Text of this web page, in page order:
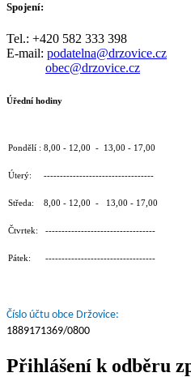
Spojení:
Tel.: +420 582 333 398
E-mail: podatelna@drzovice.cz
obec@drzovice.cz
Úřední hodiny
Pondělí : 8,00 - 12,00 - 13,00 - 17,00
Úterý: ----------------------------------
Středa: 8,00 - 12,00 - 13,00 - 17,00
Čtvrtek: ----------------------------------
Pátek: ----------------------------------
Číslo účtu obce Držovice:
1889171369/0800
Přihlášení k odběru